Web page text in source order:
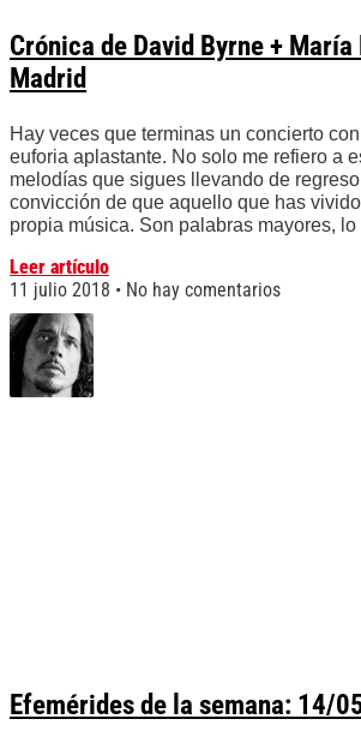
Crónica de David Byrne + María
Madrid
Hay veces que terminas un concierto
euforia aplastante. No solo me refiero a
melodías que sigues llevando de
convicción de que aquello que has
propia música. Son palabras mayores, lo
Leer artículo
11 julio 2018
No hay comentarios
Efemérides de la semana: 14/